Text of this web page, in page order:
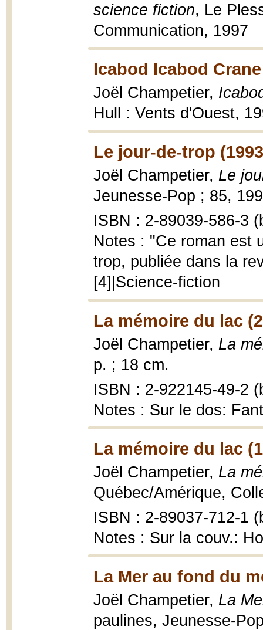
science fiction, Le
Communication, 1997
Icabod Icabod
Joël Champetier,
Hull : Vents d'Ouest,
Le jour-de-trop
Joël Champetier, Le
Jeunesse-Pop ; 85,
ISBN : 2-89039-586-3
Notes : "Ce roman est
trop, publiée dans la
[4]|Science-fiction
La mémoire du lac
Joël Champetier, La
p. ; 18 cm.
ISBN : 2-922145-49-2
Notes : Sur le dos:
La mémoire du lac
Joël Champetier, La
Québec/Amérique,
ISBN : 2-89037-712-1
Notes : Sur la couv.:
La Mer au fond du
Joël Champetier, La
paulines, Jeunesse-